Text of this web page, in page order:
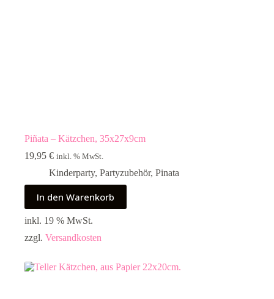
Piñata – Kätzchen, 35x27x9cm
19,95 € inkl. % MwSt.
Kinderparty, Partyzubehör, Pinata
In den Warenkorb
inkl. 19 % MwSt.
zzgl. Versandkosten